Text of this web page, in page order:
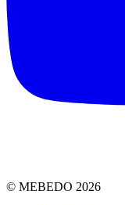
© MEBEDO 2026